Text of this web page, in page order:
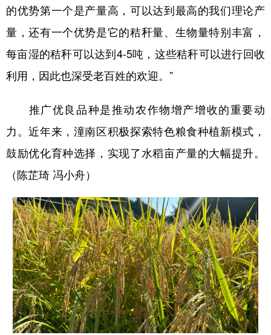
的优势第一个是产量高，可以达到最高的我们理论产
量，还有一个优势是它的秸秆量、生物量特别丰富，
每亩湿的秸秆可以达到4-5吨，这些秸秆可以进行回收
利用，因此也深受老百姓的欢迎。”
推广优良品种是推动农作物增产增收的重要动
力。近年来，潼南区积极探索特色粮食种植新模式，
鼓励优化育种选择，实现了水稻亩产量的大幅提升。
（陈芷琦 冯小舟）